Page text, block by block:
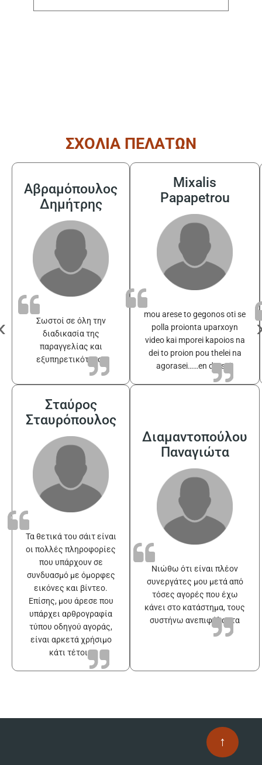
ΣΧΟΛΙΑ ΠΕΛΑΤΩΝ
Αβραμόπουλος
Δημήτρης
Σωστοί σε όλη την
διαδικασία της
παραγγελίας και
εξυπηρετικότατοι
Mixalis
Papapetrou
mou arese to gegonos oti se
polla proionta uparxoyn
video kai mporei kapoios na
dei to proion pou thelei na
agorasei……en drasei!
Σταύρος
Σταυρόπουλος
Τα θετικά του σάιτ είναι
οι πολλές πληροφορίες
που υπάρχουν σε
συνδυασμό με όμορφες
εικόνες και βίντεο.
Επίσης, μου άρεσε που
υπάρχει αρθρογραφία
τύπου οδηγού αγοράς,
είναι αρκετά χρήσιμο
κάτι τέτοιο
Διαμαντοπούλου
Παναγιώτα
Νιώθω ότι είναι πλέον
συνεργάτες μου μετά από
τόσες αγορές που έχω
κάνει στο κατάστημα, τους
συστήνω ανεπιφύλακτα
↑